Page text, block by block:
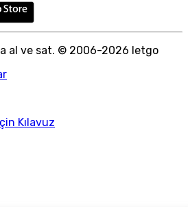
al ve sat. © 2006-2026 letgo
Kılavuz